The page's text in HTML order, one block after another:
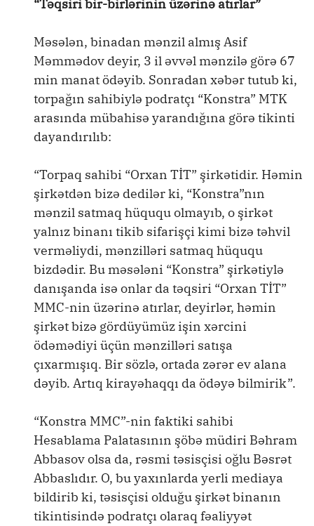
“Təqsiri bir-birlərinin üzərinə atırlar”
Məsələn, binadan mənzil almış Asif
Məmmədov deyir, 3 il əvvəl mənzilə görə 67
min manat ödəyib. Sonradan xəbər tutub ki,
torpağın sahibiylə podratçı “Konstra” MTK
arasında mübahisə yarandığına görə tikinti
dayandırılıb:
“Torpaq sahibi “Orxan TİT” şirkətidir. Həmin
şirkətdən bizə dedilər ki, “Konstra”nın
mənzil satmaq hüququ olmayıb, o şirkət
yalnız binanı tikib sifarişçi kimi bizə təhvil
verməliydi, mənzilləri satmaq hüququ
bizdədir. Bu məsələni “Konstra” şirkətiylə
danışanda isə onlar da təqsiri “Orxan TİT”
MMC-nin üzərinə atırlar, deyirlər, həmin
şirkət bizə gördüyümüz işin xərcini
ödəmədiyi üçün mənzilləri satışa
çıxarmışıq. Bir sözlə, ortada zərər ev alana
dəyib. Artıq kirayəhaqqı da ödəyə bilmirik”.
“Konstra MMC”-nin faktiki sahibi
Hesablama Palatasının şöbə müdiri Bəhram
Abbasov olsa da, rəsmi təsisçisi oğlu Bəsrət
Abbaslıdır. O, bu yaxınlarda yerli mediaya
bildirib ki, təsisçisi olduğu şirkət binanın
tikintisində podratçı olaraq fəaliyyət